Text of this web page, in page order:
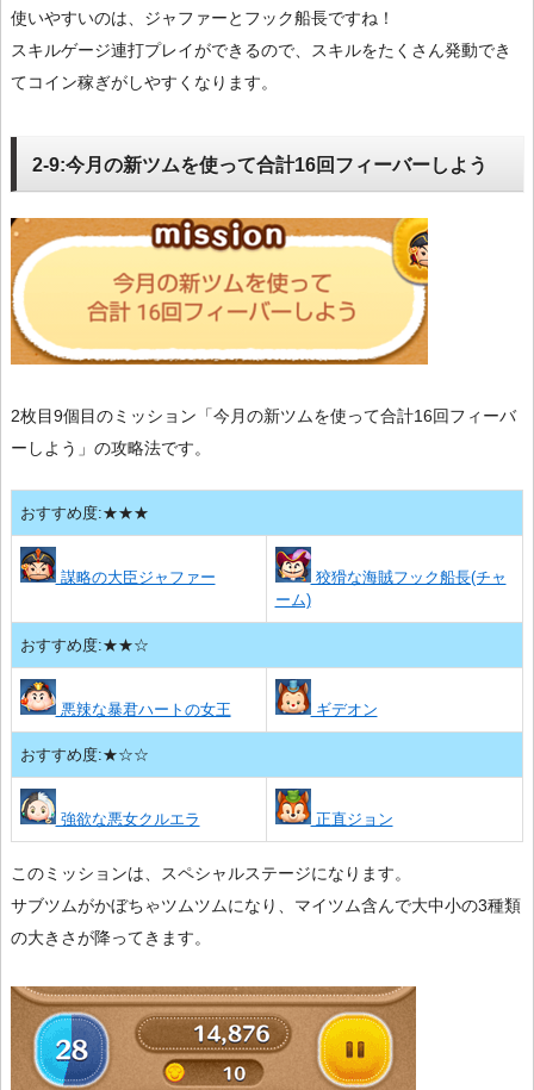
使いやすいのは、ジャファーとフック船長ですね！
スキルゲージ連打プレイができるので、スキルをたくさん発動でき
てコイン稼ぎがしやすくなります。
2-9:今月の新ツムを使って合計16回フィーバーしよう
2枚目9個目のミッション「今月の新ツムを使って合計16回フィーバ
ーしよう」の攻略法です。
おすすめ度:★★★
謀略の大臣ジャファー
狡猾な海賊フック船長(チャ
ーム)
おすすめ度:★★☆
悪辣な暴君ハートの女王 ギデオン
おすすめ度:★☆☆
強欲な悪女クルエラ 正直ジョン
このミッションは、スペシャルステージになります。
サブツムがかぼちゃツムツムになり、マイツム含んで大中小の3種類
の大きさが降ってきます。